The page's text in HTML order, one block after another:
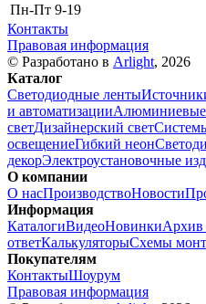
Пн-Пт 9-19
Контакты
Правовая информация
© Разработано в Arlight, 2026
Каталог
Светодиодные ленты
и автоматизации
светДизайнерский свет
освещениеГибкий неон
декорЭлектроустановочные
О компании
О насПроизводствоНовости
Информация
КаталогиВидеоНовинкиАрхив
ответКалькуляторыСхемы
Покупателям
КонтактыШоурум
Правовая информация